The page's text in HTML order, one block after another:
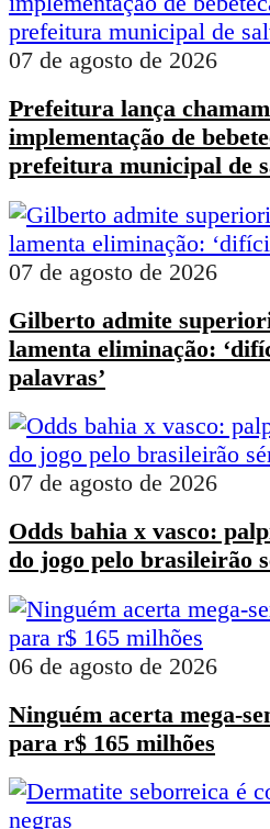
07 de agosto de 2026
Prefeitura lança
implementação de
prefeitura municipal de
07 de agosto de 2026
Gilberto admite
lamenta eliminação:
palavras’
07 de agosto de 2026
Odds bahia x vasco:
do jogo pelo brasileirão
06 de agosto de 2026
Ninguém acerta mega-
para r$ 165 milhões